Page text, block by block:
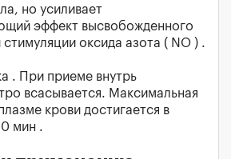
но усиливает
эффект высвобожденного
стимуляции оксида азота ( NО ) .
. При приеме внутрь
всасывается. Максимальная
крови достигается в
мин .